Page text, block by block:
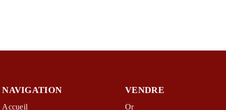
NAVIGATION
Accueil
VENDRE
Or